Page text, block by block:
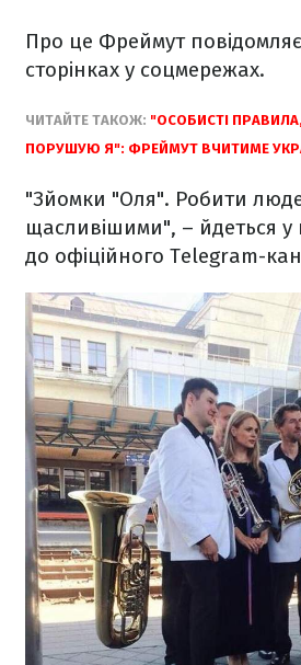
Про це Фреймут
сторінках у соцмережах.
ЧИТАЙТЕ ТАКОЖ: "ОСОБИСТІ
ПОРУШУЮ Я": ФРЕЙМУТ ВЧИТИМЕ
"Зйомки "Оля". Робити
щасливішими", – йдеться у
до офіційного Telegram-